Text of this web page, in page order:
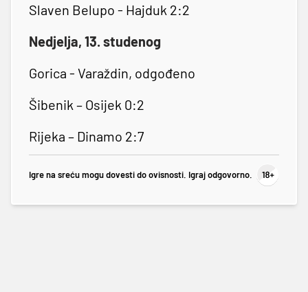
Slaven Belupo - Hajduk 2:2
Nedjelja, 13. studenog
Gorica - Varaždin, odgođeno
Šibenik – Osijek 0:2
Rijeka – Dinamo 2:7
Igre na sreću mogu dovesti do ovisnosti. Igraj odgovorno.